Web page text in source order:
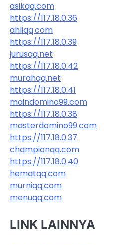
asikqq.com
https://117.18.0.36
ahliqq.com
https://117.18.0.39
jurusqq.net
https://117.18.0.42
murahqq.net
https://117.18.0.41
maindomino99.com
https://117.18.0.38
masterdomino99.com
https://117.18.0.37
championqq.com
https://117.18.0.40
hematqq.com
murniqq.com
menuqq.com
LINK LAINNYA